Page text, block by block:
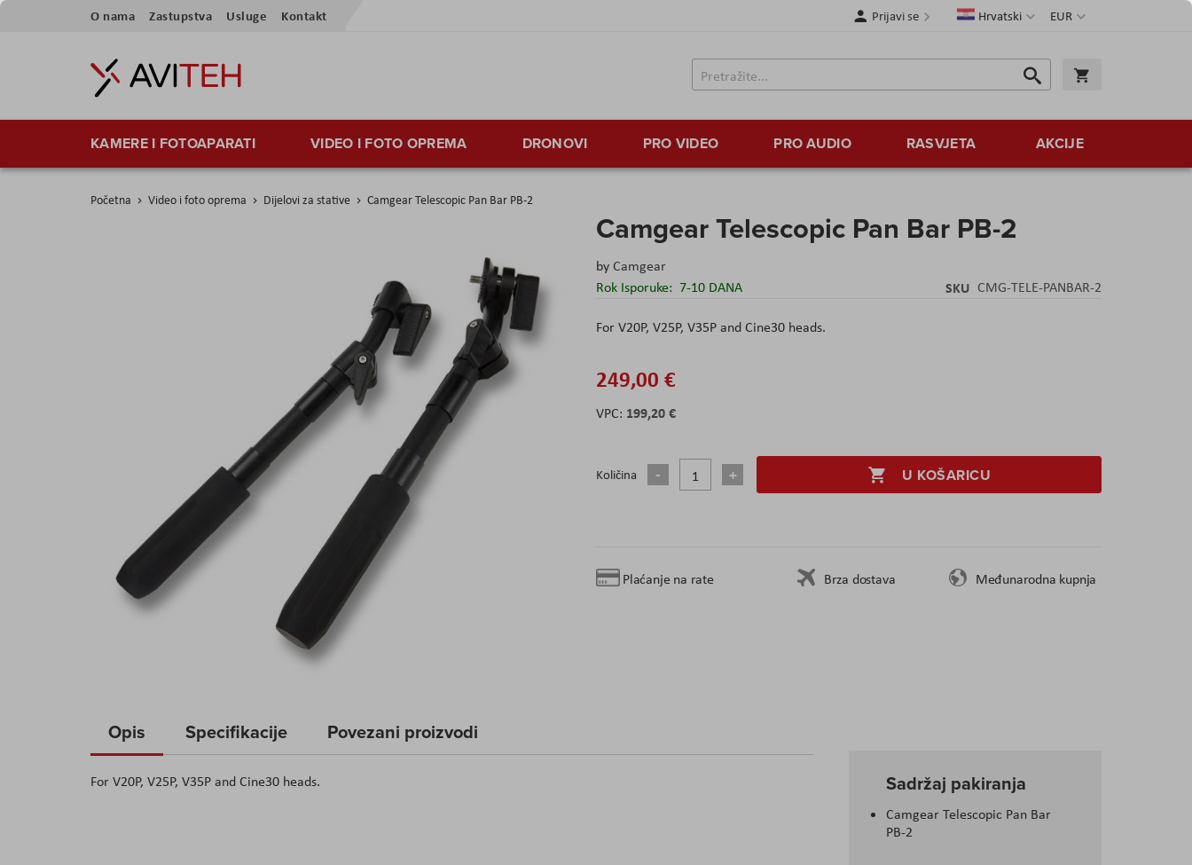
Preskoči
sadržaj
Valuta
EUR
JezikHrvatski
O nama Zastupstva Usluge Kontakt Prijavi se
Traži
Traži
KAMERE I FOTOAPARATI VIDEO I FOTO OPREMA DRONOVI PRO VIDEO PRO AUDIO RASVJETA AKCIJE
Početna Video i foto oprema Dijelovi za stative Camgear Telescopic Pan Bar PB-2
Camgear Telescopic Pan Bar PB-2
byCamgear
Rok Isporuke: 7-10 DANA SKU CMG-TELE-PANBAR-2
For V20P, V25P, V35P and Cine30 heads.
249,00 €
199,20 €
Količina U KOŠARICU
Plaćanje na rate Brza dostava Međunarodna kupnja
the
of
Sadržaj pakiranja
Camgear Telescopic Pan Bar
PB-2
Opis
For V20P, V25P, V35P and Cine30 heads.
Specifikacije Povezani proizvodi